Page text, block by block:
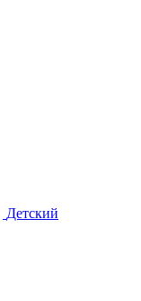
Детский